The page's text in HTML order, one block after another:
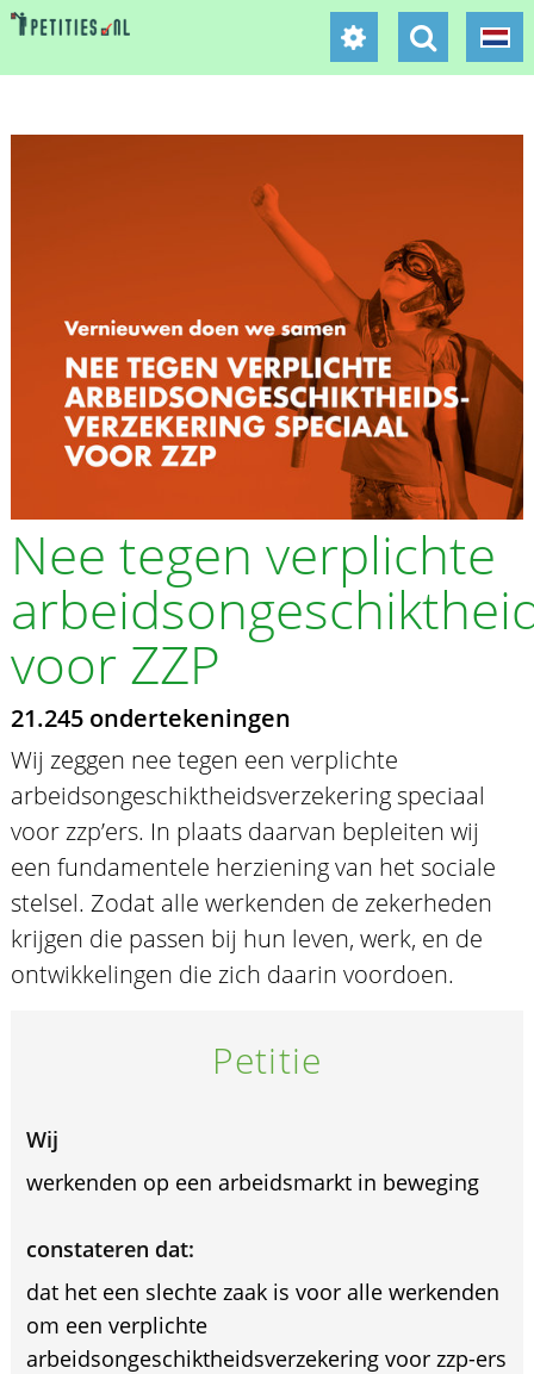
Nee tegen verplichte
voor ZZP
21.245 ondertekeningen
Wij zeggen nee tegen een verplichte
arbeidsongeschiktheidsverzekering speciaal
voor zzp’ers. In plaats daarvan bepleiten wij
een fundamentele herziening van het sociale
stelsel. Zodat alle werkenden de zekerheden
krijgen die passen bij hun leven, werk, en de
ontwikkelingen die zich daarin voordoen.
Petitie
Wij
werkenden op een arbeidsmarkt in beweging
constateren dat:
dat het een slechte zaak is voor alle werkenden
om een verplichte
arbeidsongeschiktheidsverzekering voor zzp-ers